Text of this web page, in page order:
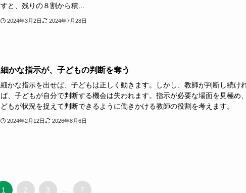
すと、残りの８割から積...
2024年3月2日 2024年7月28日
細かな指示が、子どもの判断を奪う
細かな指示を出せば、子どもは正しく動きます。しかし、教師が判断し続け
ば、子どもが自分で判断する機会は失われます。指示が必要な場面を見極め
どもが状況を捉えて判断できるように働きかける教師の役割を考えます。
2024年2月12日 2026年8月6日
1 2 3 ... 7